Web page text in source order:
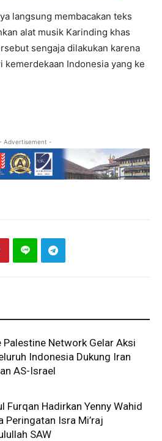
langsung membacakan teks
alat musik Karinding khas
sengaja dilakukan karena
kemerdekaan Indonesia yang ke
Advertisement -
Palestine Network Gelar Aksi
Indonesia Dukung Iran
AS-Israel
Furqan Hadirkan Yenny Wahid
Peringatan Isra Mi’raj
SAW